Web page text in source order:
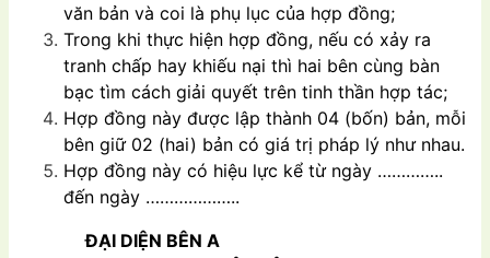
văn bản và coi là phụ lục của hợp đồng;
Trong khi thực hiện hợp đồng, nếu có xảy ra
tranh chấp hay khiếu nại thì hai bên cùng bàn
bạc tìm cách giải quyết trên tinh thần hợp tác;
Hợp đồng này được lập thành 04 (bốn) bản, mỗi
bên giữ 02 (hai) bản có giá trị pháp lý như nhau.
Hợp đồng này có hiệu lực kể từ ngày …………..
đến ngày ………………..
ĐẠI DIỆN BÊN A